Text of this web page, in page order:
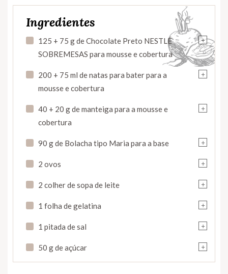
Ingredientes
+
125 + 75 g de Chocolate Preto NESTLÉ
SOBREMESAS para mousse e cobertura
+
200 + 75 ml de natas para bater para a
mousse e cobertura
+
40 + 20 g de manteiga para a mousse e
cobertura
+
90 g de Bolacha tipo Maria para a base
+
2 ovos
+
2 colher de sopa de leite
+
1 folha de gelatina
+
1 pitada de sal
+
50 g de açúcar